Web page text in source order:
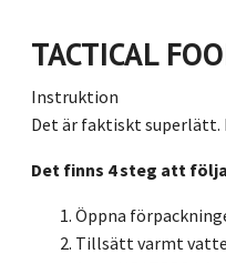
TACTICAL
Instruktion
Det är faktiskt superlätt.
Det finns 4 steg att
Öppna
Tillsätt varmt